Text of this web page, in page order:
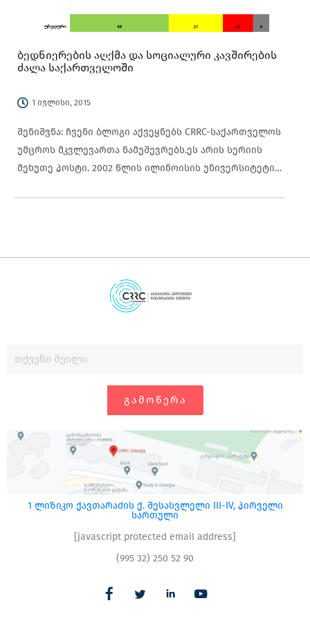
ბედნიერების აღქმა და სოციალური კავშირების
ძალა საქართველოში
1 ივლისი, 2015
შენიშვნა: ჩვენი ბლოგი აქვეყნებს CRRC-საქართველოს
უმცროს მკვლევართა ნამუშევრებს.ეს არის სერიის
მეხუთე პოსტი. 2002 წლის ილინოისის უნივერსიტეტის
კვლევამ აჩვენა, ორივე – ძლიერი (ოჯახი და
სოციალური კავშირები ბედნიერების ხელშემწყობი
ᲒᲐᲛᲝᲬᲔᲠᲐ
1 ლიზიკო ქავთარაძის ქ. შესასვლელი III-IV, პირველი
სართული
[javascript protected email address]
(995 32) 250 52 90